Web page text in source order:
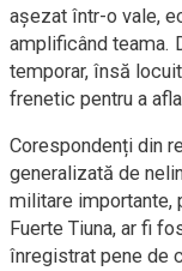
așezat într-o vale,
amplificând teama.
temporar, însă
frenetic pentru a
Corespondenți din
generalizată de
militare importante,
Fuerte Tiuna, ar fi
înregistrat pene de